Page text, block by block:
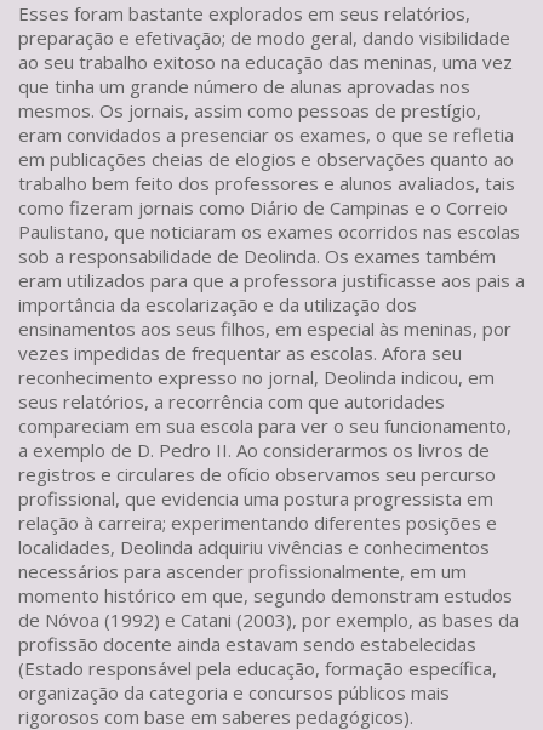
Esses foram bastante explorados em seus relatórios,
preparação e efetivação; de modo geral, dando visibilidade
ao seu trabalho exitoso na educação das meninas, uma vez
que tinha um grande número de alunas aprovadas nos
mesmos. Os jornais, assim como pessoas de prestígio,
eram convidados a presenciar os exames, o que se refletia
em publicações cheias de elogios e observações quanto ao
trabalho bem feito dos professores e alunos avaliados, tais
como fizeram jornais como Diário de Campinas e o Correio
Paulistano, que noticiaram os exames ocorridos nas escolas
sob a responsabilidade de Deolinda. Os exames também
eram utilizados para que a professora justificasse aos pais a
importância da escolarização e da utilização dos
ensinamentos aos seus filhos, em especial às meninas, por
vezes impedidas de frequentar as escolas. Afora seu
reconhecimento expresso no jornal, Deolinda indicou, em
seus relatórios, a recorrência com que autoridades
compareciam em sua escola para ver o seu funcionamento,
a exemplo de D. Pedro II. Ao considerarmos os livros de
registros e circulares de ofício observamos seu percurso
profissional, que evidencia uma postura progressista em
relação à carreira; experimentando diferentes posições e
localidades, Deolinda adquiriu vivências e conhecimentos
necessários para ascender profissionalmente, em um
momento histórico em que, segundo demonstram estudos
de Nóvoa (1992) e Catani (2003), por exemplo, as bases da
profissão docente ainda estavam sendo estabelecidas
(Estado responsável pela educação, formação específica,
organização da categoria e concursos públicos mais
rigorosos com base em saberes pedagógicos).